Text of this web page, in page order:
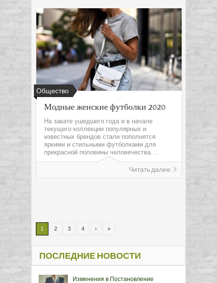
Общество
Модные женские футболки 2020
На закате ушедшего года и в начале
текущего коллекции популярных и
известных брендов стали пополнятся
яркими и стильными футболками для
прекрасной половины человечества....
Читать далее
1 2 3 4 › »
ПОСЛЕДНИЕ НОВОСТИ
Изменения в Постановление